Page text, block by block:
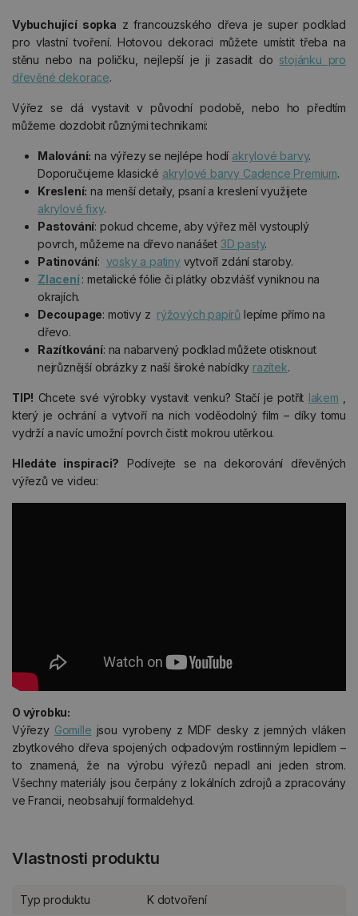
Vybuchující sopka z francouzského dřeva je super podklad
pro vlastní tvoření. Hotovou dekoraci můžete umístit třeba na
stěnu nebo na poličku, nejlepší je ji zasadit do stojánku pro
dřevěné dekorace.
Výřez se dá vystavit v původní podobě, nebo ho předtím
můžeme dozdobit různými technikami:
Malování: na výřezy se nejlépe hodí akrylové barvy.
Doporučujeme klasické akrylové barvy Cadence Premium.
Kreslení: na menší detaily, psaní a kreslení využijete
akrylové fixy.
Pastování: pokud chceme, aby výřez měl vystouplý
povrch, můžeme na dřevo nanášet 3D pasty.
Patinování: vosky a patinyvytvoří zdání staroby.
Zlacení: metalické fólie či plátky obzvlášť vyniknou na
okrajích.
Decoupage: motivy z rýžových papírů lepíme přímo na
dřevo.
Razítkování: na nabarvený podklad můžete otisknout
nejrůznější obrázky z naší široké nabídky razítek.
TIP! Chcete své výrobky vystavit venku? Stačí je potřít lakem
který je ochrání a vytvoří na nich voděodolný film – díky tomu
vydrží a navíc umožní povrch čistit mokrou utěrkou.
Hledáte inspiraci? Podívejte se na dekorování dřevěných
výřezů ve videu:
O výrobku:
Výřezy Gomille jsou vyrobeny z MDF desky z jemných vláken
zbytkového dřeva spojených odpadovým rostlinným lepidlem –
to znamená, že na výrobu výřezů nepadl ani jeden strom.
Všechny materiály jsou čerpány z lokálních zdrojů a zpracovány
ve Francii, neobsahují formaldehyd.
Vlastnosti produktu
Typ produktu K dotvoření